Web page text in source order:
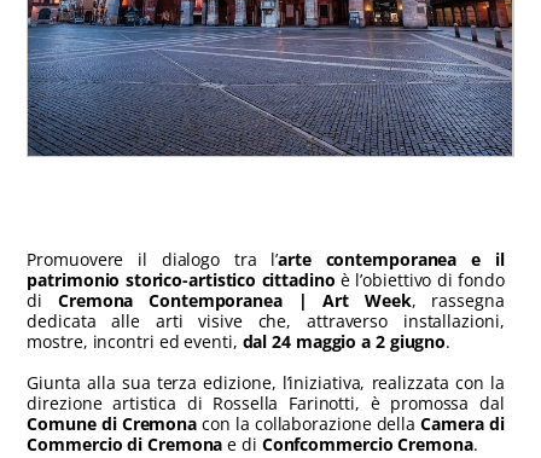
Promuovere il dialogo tra l’arte contemporanea e il
patrimonio storico-artistico cittadino è l’obiettivo di fondo
diCremona Contemporanea | Art Week, rassegna
dedicata alle arti visive che, attraverso installazioni,
mostre, incontri ed eventi, dal 24 maggio a 2 giugno.
Giunta alla sua terza edizione, l’iniziativa, realizzata con la
direzione artistica di Rossella Farinotti, è promossa dal
Comune di Cremona con la collaborazione dellaCamera di
Commercio di Cremona e di Confcommercio Cremona.